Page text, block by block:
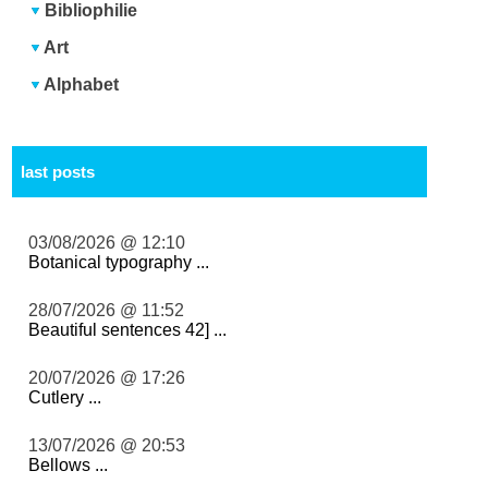
Bibliophilie
Art
Alphabet
last posts
03/08/2026 @ 12:10
Botanical typography ...
28/07/2026 @ 11:52
Beautiful sentences 42] ...
20/07/2026 @ 17:26
Cutlery ...
13/07/2026 @ 20:53
Bellows ...